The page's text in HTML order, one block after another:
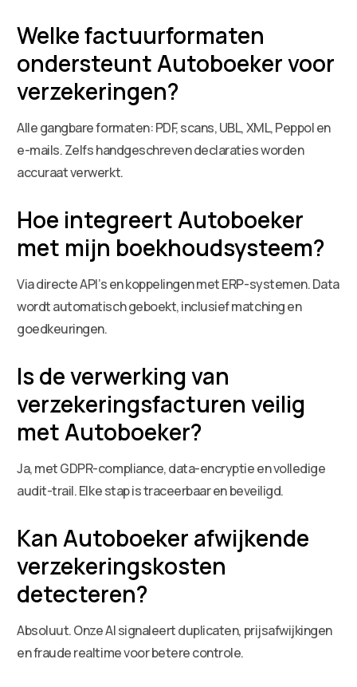
Welke factuurformaten
ondersteunt Autoboeker voor
verzekeringen?
Alle gangbare formaten: PDF, scans, UBL, XML, Peppol en
e-mails. Zelfs handgeschreven declaraties worden
accuraat verwerkt.
Hoe integreert Autoboeker
met mijn boekhoudsysteem?
Via directe API’s en koppelingen met ERP-systemen. Data
wordt automatisch geboekt, inclusief matching en
goedkeuringen.
Is de verwerking van
verzekeringsfacturen veilig
met Autoboeker?
Ja, met GDPR-compliance, data-encryptie en volledige
audit-trail. Elke stap is traceerbaar en beveiligd.
Kan Autoboeker afwijkende
verzekeringskosten
detecteren?
Absoluut. Onze AI signaleert duplicaten, prijsafwijkingen
en fraude realtime voor betere controle.